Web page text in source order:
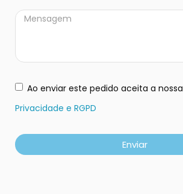
Ao enviar este pedido aceita a nossa
Privacidade e RGPD
Enviar